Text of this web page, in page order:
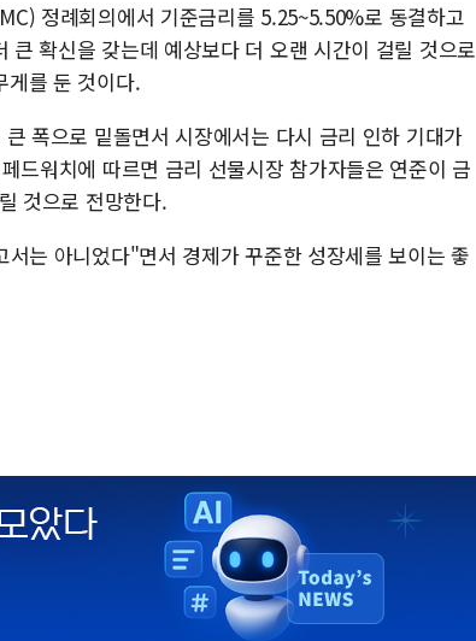
정례회의에서 기준금리를 5.25~5.50%로 동결하고
확신을 갖는데 예상보다 더 오랜 시간이 걸릴 것으로
게를 둔 것이다.
폭으로 밑돌면서 시장에서는 다시 금리 인하 기대가
드워치에 따르면 금리 선물시장 참가자들은 연준이 금
것으로 전망한다.
는 아니었다"면서 경제가 꾸준한 성장세를 보이는 좋